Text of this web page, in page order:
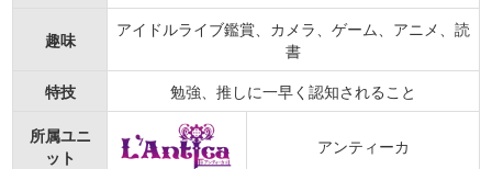
趣味
アイドルライブ鑑賞、カメラ、ゲーム、アニメ、読
書
特技
勉強、推しに一早く認知されること
所属ユニ
ット
アンティーカ